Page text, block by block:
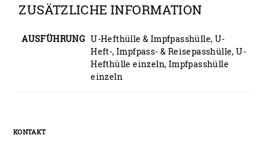
ZUSÄTZLICHE INFORMATION
AUSFÜHRUNG U-Hefthülle & Impfpasshülle, U-
Heft-, Impfpass- & Reisepasshülle, U-
Hefthülle einzeln, Impfpasshülle
einzeln
KONTAKT